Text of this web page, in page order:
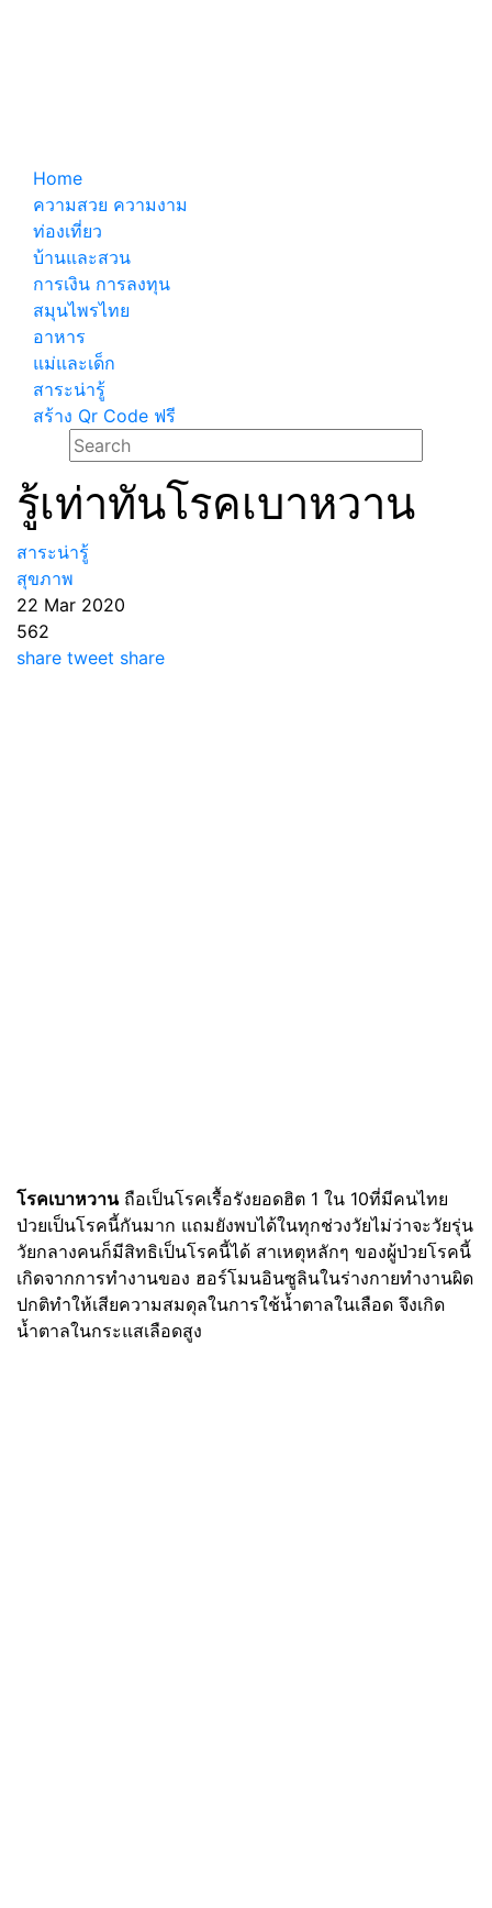
Home
ความสวย ความงาม
ท่องเที่ยว
บ้านและสวน
การเงิน การลงทุน
สมุนไพรไทย
อาหาร
แม่และเด็ก
สาระน่ารู้
สร้าง Qr Code ฟรี
รู้เท่าทันโรคเบาหวาน
สาระน่ารู้
สุขภาพ
22 Mar 2020
562
share tweet share
โรคเบาหวานถือเป็นโรคเรื้อรังยอดฮิต 1 ใน 10ที่มีคนไทย
ป่วยเป็นโรคนี้กันมาก แถมยังพบได้ในทุกช่วงวัยไม่ว่าจะวัยรุ่น
วัยกลางคนก็มีสิทธิเป็นโรคนี้ได้ สาเหตุหลักๆ ของผู้ป่วยโรคนี้
เกิดจากการทำงานของ ฮอร์โมนอินซูลินในร่างกายทำงานผิด
ปกติทำให้เสียความสมดุลในการใช้น้ำตาลในเลือด จึงเกิด
น้ำตาลในกระแสเลือดสูง